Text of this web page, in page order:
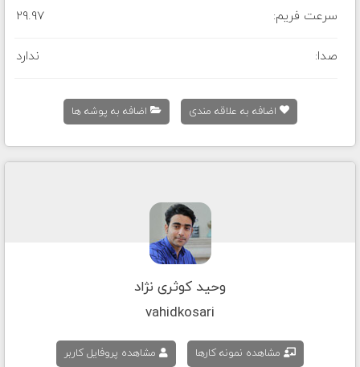
سرعت فریم: 29.97
صدا: ندارد
اضافه به علاقه مندی اضافه به پوشه ها
وحید کوثری نژاد
vahidkosari
مشاهده نمونه کارها مشاهده پروفایل کاربر